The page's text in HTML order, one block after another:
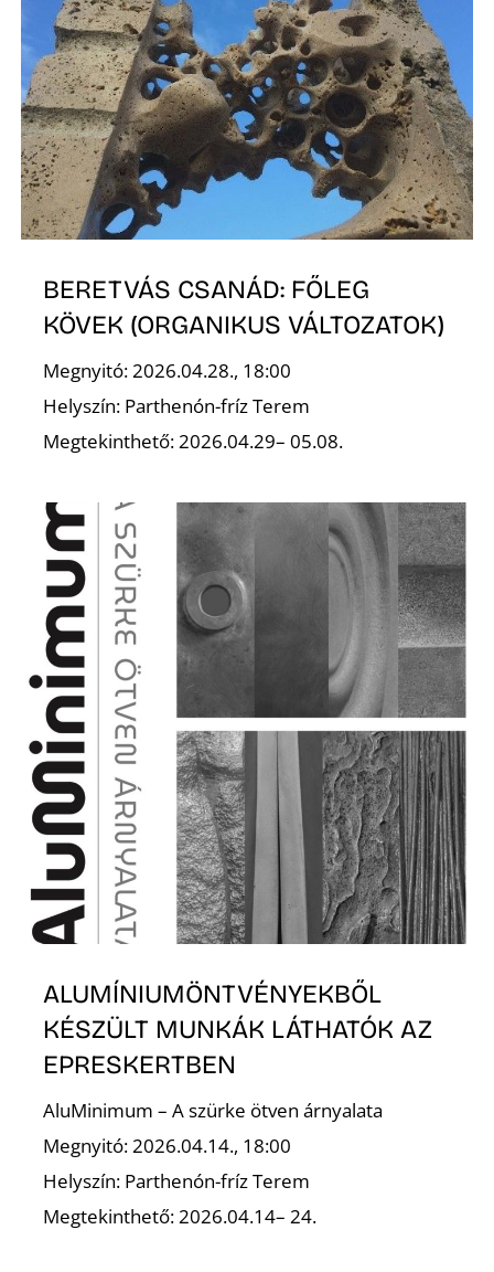
BERETVÁS CSANÁD: FŐLEG
KÖVEK (ORGANIKUS VÁLTOZATOK)
Megnyitó: 2026.04.28., 18:00
Helyszín: Parthenón-fríz Terem
Megtekinthető: 2026.04.29– 05.08.
ALUMÍNIUMÖNTVÉNYEKBŐL
KÉSZÜLT MUNKÁK LÁTHATÓK AZ
EPRESKERTBEN
AluMinimum – A szürke ötven árnyalata
Megnyitó: 2026.04.14., 18:00
Helyszín: Parthenón-fríz Terem
Megtekinthető: 2026.04.14– 24.